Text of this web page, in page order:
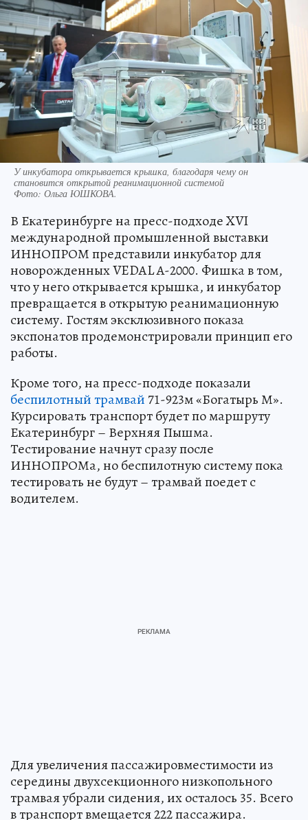
У инкубатора открывается крышка, благодаря чему он
становится открытой реанимационной системой
Фото: Ольга ЮШКОВА.
В Екатеринбурге на пресс-подходе XVI
международной промышленной выставки
ИННОПРОМ представили инкубатор для
новорожденных VEDAL A-2000. Фишка в том,
что у него открывается крышка, и инкубатор
превращается в открытую реанимационную
систему. Гостям эксклюзивного показа
экспонатов продемонстрировали принцип его
работы.
Кроме того, на пресс-подходе показали
беспилотный трамвай 71-923м «Богатырь М».
Курсировать транспорт будет по маршруту
Екатеринбург – Верхняя Пышма.
Тестирование начнут сразу после
ИННОПРОМа, но беспилотную систему пока
тестировать не будут – трамвай поедет с
водителем.
Для увеличения пассажировместимости из
середины двухсекционного низкопольного
трамвая убрали сидения, их осталось 35. Всего
в транспорт вмещается 222 пассажира.